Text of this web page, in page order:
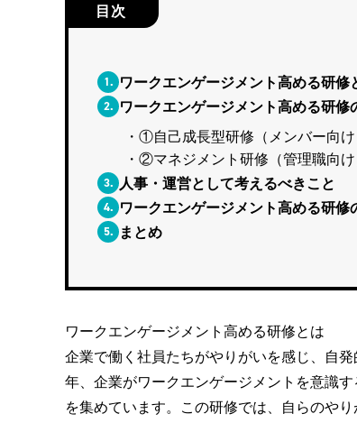
目次
1. ワークエンゲージメント高める研修
2. ワークエンゲージメント高める研修
①自己成長型研修（メンバー向け
②マネジメント研修（管理職向け
3. 人事・運営として考えるべきこと
4. ワークエンゲージメント高める研修
5. まとめ
ワークエンゲージメント高める研修とは
企業で働く社員たちがやりがいを感じ、自
年、企業がワークエンゲージメントを意識
を集めています。この研修では、自らのや